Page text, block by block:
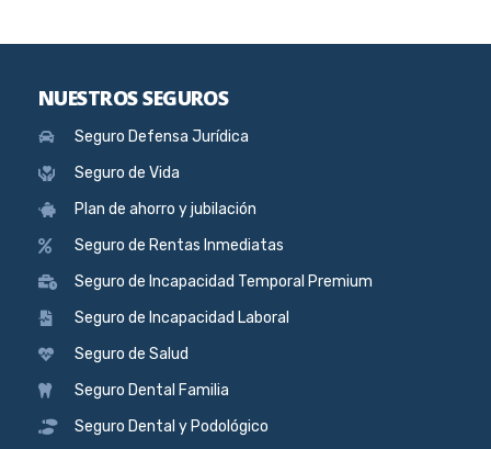
NUESTROS SEGUROS
Seguro Defensa Jurídica
Seguro de Vida
Plan de ahorro y jubilación
Seguro de Rentas Inmediatas
Seguro de Incapacidad Temporal Premium
Seguro de Incapacidad Laboral
Seguro de Salud
Seguro Dental Familia
Seguro Dental y Podológico